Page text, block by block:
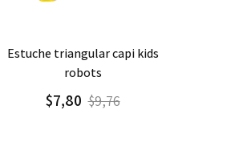
Agregar Detalle
estuche triangular capi kids
robots
$7,80 $9,76